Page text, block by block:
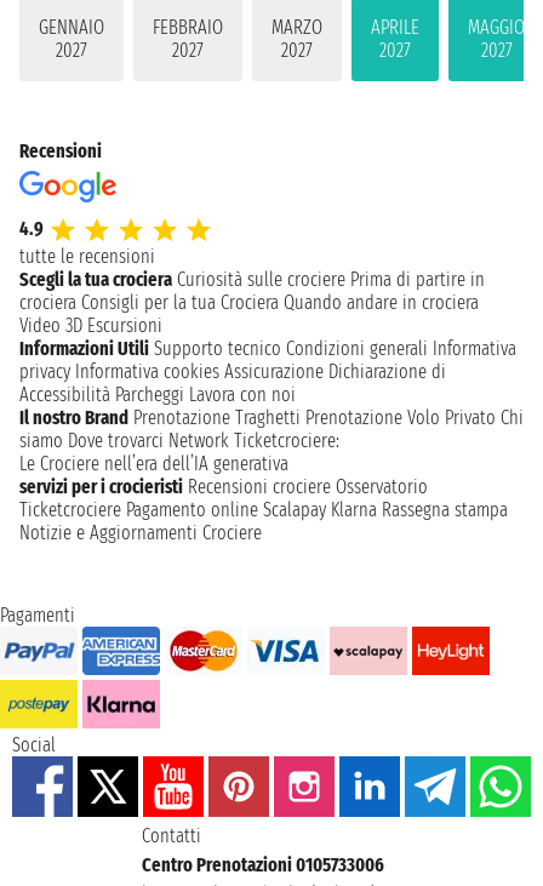
GENNAIO
2027
FEBBRAIO
2027
MARZO
2027
APRILE
2027
MAGGIO
2027
Recensioni
4.9
tutte le recensioni
Scegli la tua crociera Curiosità sulle crociere Prima di partire in
crociera Consigli per la tua Crociera Quando andare in crociera
Video 3D Escursioni
Informazioni Utili Supporto tecnico Condizioni generali Informativa
privacy Informativa cookies Assicurazione Dichiarazione di
Accessibilità Parcheggi Lavora con noi
Il nostro Brand Prenotazione Traghetti Prenotazione Volo Privato Chi
siamo Dove trovarci Network Ticketcrociere:
Le Crociere nell’era dell’IA generativa
servizi per i crocieristi Recensioni crociere Osservatorio
Ticketcrociere Pagamento online Scalapay Klarna Rassegna stampa
Notizie e Aggiornamenti Crociere
Pagamenti
Social
Contatti
Centro Prenotazioni 0105733006